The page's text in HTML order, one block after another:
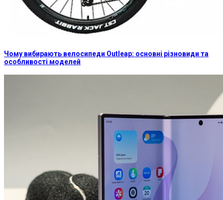
Чому вибирають велосипеди Outleap: основні різновиди та
особливості моделей